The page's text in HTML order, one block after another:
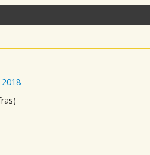
2018